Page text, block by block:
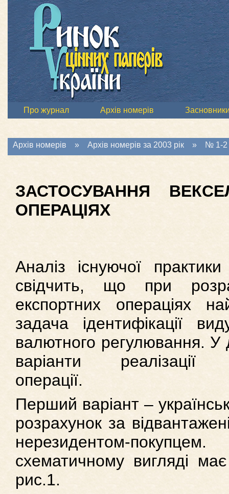
Про журнал Архів номерів
Архів номерів » Архів номерів за 2003 рік » № 1-2
ЗАСТОСУВАННЯ
ОПЕРАЦІЯХ
Аналіз існуючої
свідчить, що при
експортних операціях
задача ідентифікації
валютного регулювання. У
варіанти реалізації
операції.
Перший варіант –
розрахунок за
нерезидентом-
схематичному вигляді
рис.1.